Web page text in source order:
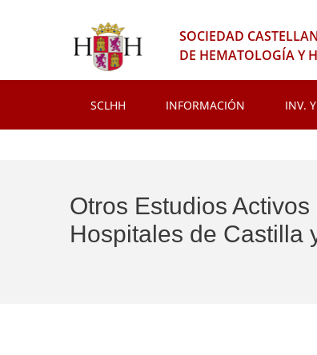
SOCIEDAD
DE HEMATOLOGÍA Y
SCLHH INFORMACIÓN INV.
Otros Estudios
Hospitales de Castilla